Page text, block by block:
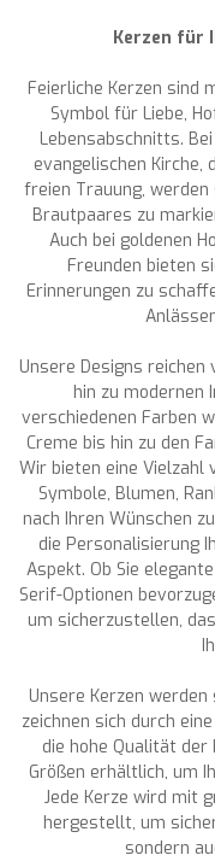
Kerzen für
Feierliche Kerzen sind
Symbol für Liebe,
Lebensabschnitts.
evangelischen Kirche,
freien Trauung,
Brautpaares zu
Auch bei goldenen
Freunden bieten
Erinnerungen zu
Unsere Designs
hin zu modernen
verschiedenen Farben
Creme bis hin zu den
Wir bieten eine Vielzahl
Symbole, Blumen,
nach Ihren Wünschen
die Personalisierung
Aspekt. Ob Sie
Serif-Optionen
um sicherzustellen,
Unsere Kerzen
zeichnen sich durch
die hohe Qualität der
Größen erhältlich, um
Jede Kerze wird mit
hergestellt, um
sondern